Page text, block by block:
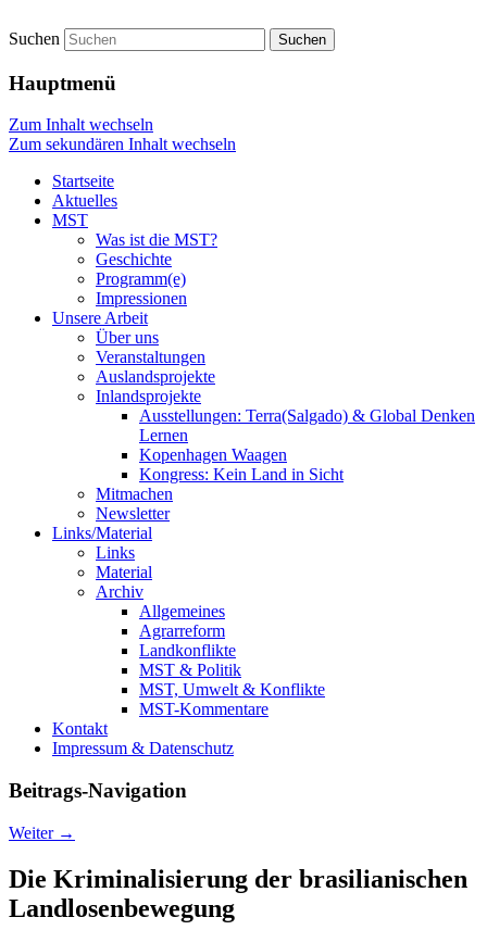
Startseite
Suchen
Hauptmenü
Zum Inhalt wechseln
Zum sekundären Inhalt wechseln
Startseite
Aktuelles
MST
Was ist die MST?
Geschichte
Programm(e)
Impressionen
Unsere Arbeit
Über uns
Veranstaltungen
Auslandsprojekte
Inlandsprojekte
Ausstellungen: Terra(Salgado) & Global Denken
Lernen
Kopenhagen Waagen
Kongress: Kein Land in Sicht
Mitmachen
Newsletter
Links/Material
Links
Material
Archiv
Allgemeines
Agrarreform
Landkonflikte
MST & Politik
MST, Umwelt & Konflikte
MST-Kommentare
Kontakt
Impressum & Datenschutz
Beitrags-Navigation
Weiter →
Die Kriminalisierung der brasilianischen
Landlosenbewegung